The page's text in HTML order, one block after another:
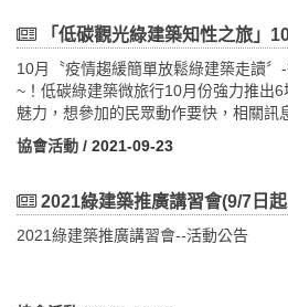
工程） 三、報名方法（一）報名截止
（二）報名費用、名額：費用免費，名
採網路報名制。 報名網址：
https://forms.gle/tgkExSLqsyRe4Rrw5
作品專輯一冊（數量有限，送完為止）
聯絡承辦人： 02-8667-6111 #218 陳
基地」參訪：邀請現有示範基地解說講
地之設計單位及所屬單位與各大專院校
參訓。（二）「低碳觀光綠建築」旅遊
之旅導覽人員、社團法人臺灣生態旅遊
會等相關旅遊協會，且需具備帶團經驗
動 (第二場)-10月26、27日(
止。 (第二場)-即日起至110
五）止。（三）報名方式： 採線上報名
https://reurl.cc/e9NpeW（四）本次採
至9月30日止，延長至10月8日(五)止。
複選時間：原訂於110年10月29日前完
(五)前辦理完成。​ 敬請各校踴躍報名
品繳交程序。
「低碳觀光綠建築知性之旅」10月
10月〝疫情趨緩簡單放鬆綠建築走讀
~！低碳綠建築微旅行10月份強力推出
魅力，想參加的民眾動作要快，相關訊
踴躍參加！。將配合中央流行疫情指揮
一、阿里山.塔塔加.八通關古道經典三
間四人房)；每人$11,900元(3人住1間
$12,500元(3人住1間四人房)；每人
協會活動 / 2021-09-23
2021綠建築推廣講習會(9/7日
2021綠建築推廣講習會--活動公告